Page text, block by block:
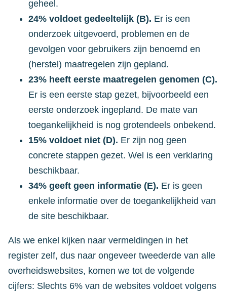
geheel.
24% voldoet gedeeltelijk (B). Er is een
onderzoek uitgevoerd, problemen en de
gevolgen voor gebruikers zijn benoemd en
(herstel) maatregelen zijn gepland.
23% heeft eerste maatregelen genomen (C).
Er is een eerste stap gezet, bijvoorbeeld een
eerste onderzoek ingepland. De mate van
toegankelijkheid is nog grotendeels onbekend.
15% voldoet niet (D). Er zijn nog geen
concrete stappen gezet. Wel is een verklaring
beschikbaar.
34% geeft geen informatie (E). Er is geen
enkele informatie over de toegankelijkheid van
de site beschikbaar.
Als we enkel kijken naar vermeldingen in het
register zelf, dus naar ongeveer tweederde van alle
overheidswebsites, komen we tot de volgende
cijfers: Slechts 6% van de websites voldoet volgens